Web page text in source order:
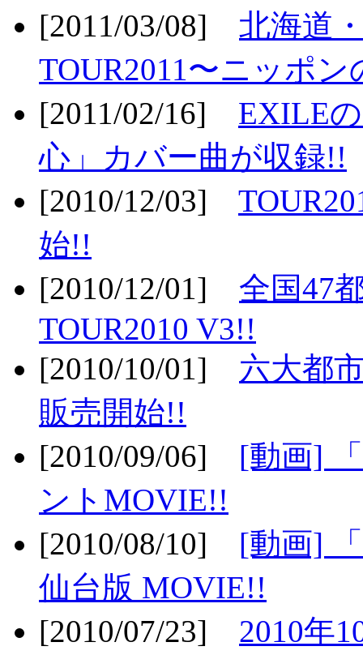
[2011/03/08] 北海道
TOUR2011〜ニッポ
[2011/02/16] EXILE
心」カバー曲が収録!!
[2010/12/03]
始!!
[2010/12/01] 全国47
TOUR2010 V3!!
[2010/10/01] 六大都
販売開始!!
[2010/09/06] [動画]
ントMOVIE!!
[2010/08/10] [動画]
仙台版 MOVIE!!
[2010/07/23] 2010年